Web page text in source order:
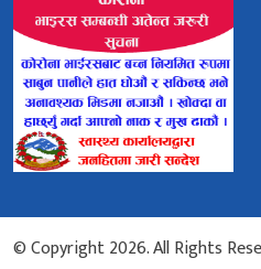
© Copyright 2026. All Rights